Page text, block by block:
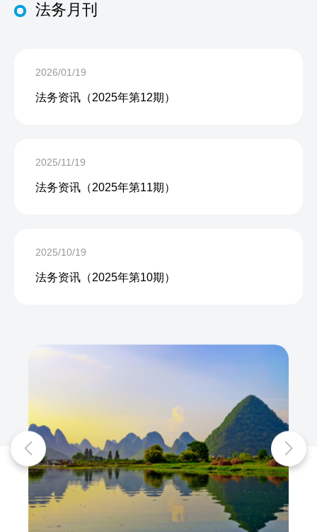
法务月刊
2026/01/19
法务资讯（2025年第12期）
2025/11/19
法务资讯（2025年第11期）
2025/10/19
法务资讯（2025年第10期）